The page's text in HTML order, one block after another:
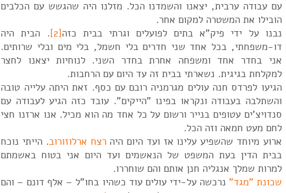
עם עבודה ערבית, יצאנו והשמדנו הכל. מזלנו היה שהגשש עם הכלבים
הובילו את המשטרה למקום אחר.
נבנו על ידי פיק"א בתים לפועלים וגרתי בבית כזה[2]
. הבית היה
דו-משפחתי, בכל אחד שני חדרים בלי חשמל, בלי מים ובלי שרותים.
אני בחדר אחד ומשפחה אחרת בחדר השני. לנוחיות יצאנו לחצר
למקלחת בגיגית. נשארתי בבית זה עד היום עם הרחבות.
הגיעו לפרדס חנה עולים מגרמניה רובם עם כסף. זאת היתה עלייה טובה
והשתלבה בעבודה ונקראו בפינו "הייקים". עובד כזה הגיע לעבודה עם
סנדויצ'ים עטופים בנייר ורשום על כל אחד מה הוא מכיל. אנו ארזנו חצי
לחם מעט חמאה וזה הכל.
ארוע מיוחד שהשפיע עלינו אז ועד היום היהרצח ארלוזורוב. הייתי נוכח
בבית הדין בעת המשפט של הנאשמים ועד היום אני בטוח באשמתם
למרות שמלך אנגליה חנן אותם והם שוחררו.
שכונת "מגד" נרכשה על-ידי עולים עוד כשהיו בחו"ל – אלף דונם – והם